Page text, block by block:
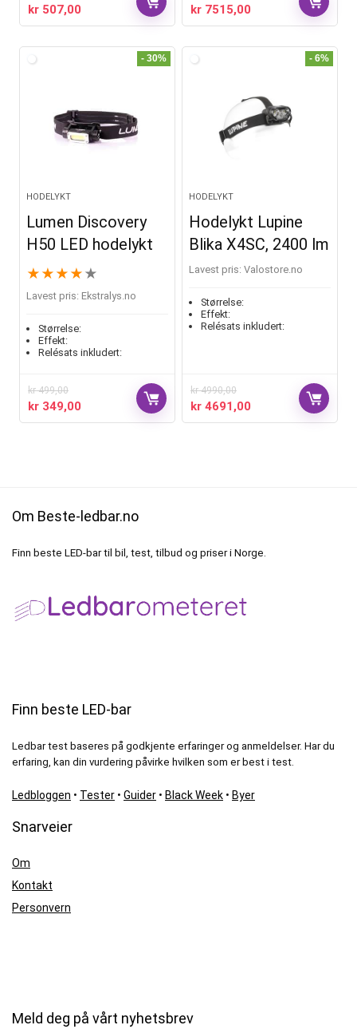
kr 507,00 kr 7515,00
- 30%
HODELYKT
Lumen Discovery
H50 LED hodelykt
★ ★ ★ ★ ★
Lavest pris: ekstralys.no
Størrelse:
Effekt:
Relésats inkludert:
kr499,00
kr 349,00
- 6%
HODELYKT
Hodelykt Lupine
Blika X4SC, 2400 lm
Lavest pris: valostore.no
Størrelse:
Effekt:
Relésats inkludert:
kr4990,00
kr 4691,00
Om Beste-ledbar.no
Finn beste LED-bar til bil, test, tilbud og priser i Norge.
Finn beste LED-bar
Ledbar test baseres på godkjente erfaringer og anmeldelser. Har du
erfaring, kan din vurdering påvirke hvilken som er best i test.
Ledbloggen • Tester • Guider • Black Week • Byer
Snarveier
Om
Kontakt
Personvern
Meld deg på vårt nyhetsbrev